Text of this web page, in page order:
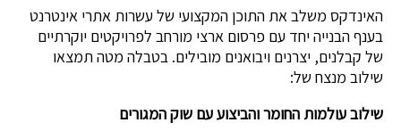
האינדקס משלב את התוכן המקצועי של עשרות אתרי אינטרנט
בענף הבנייה יחד עם פרסום ארצי מורחב לפרויקטים יוקרתיים
של קבלנים, יצרנים ויבואנים מובילים. בטבלה מטה תמצאו
שילוב מנצח של:
שילוב עולמות החומר והביצוע עם שוק המגורים